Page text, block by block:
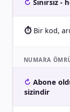
Bir kod,
NUMARA
Abone
sizindir